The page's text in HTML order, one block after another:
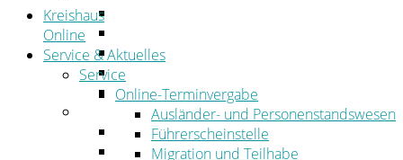
Ansprechpersonen
Formulare
Öffnungszeiten
Aktuelles
Stellenangebote
Azubiportal
Kreishaus
Online
Service & Aktuelles
Service
Online-Terminvergabe
Ausländer- und Personenstandswesen
Führerscheinstelle
Migration und Teilhabe